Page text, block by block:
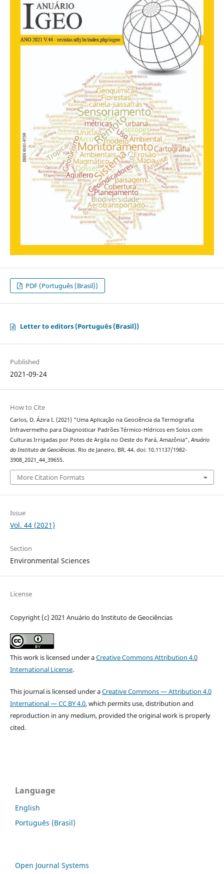
PDF (Português (Brasil))
Letter to editors (Português (Brasil))
Published
2021-09-24
How to Cite
Carlos, D. Ázira I. (2021) “Uma Aplicação na Geociência da Termografia
Infravermelho para Diagnosticar Padrões Térmico-Hídricos em Solos com
Culturas Irrigadas por Potes de Argila no Oeste do Pará, Amazônia”,Anuário
do Instituto de Geociências. Rio de Janeiro, BR, 44. doi: 10.11137/1982-
3908_2021_44_39655.
More Citation Formats
Issue
Vol. 44 (2021)
Section
Environmental Sciences
License
Copyright (c) 2021 Anuário do Instituto de Geociências
This work is licensed under aCreative Commons Attribution 4.0
International License.
This journal is licensed under aCreative Commons — Attribution 4.0
International — CC BY 4.0, which permits use, distribution and
reproduction in any medium, provided the original work is properly
cited.
Language
English
Português (Brasil)
Open Journal Systems